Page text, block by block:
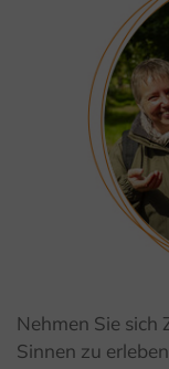
Nehmen Sie sich
Sinnen zu